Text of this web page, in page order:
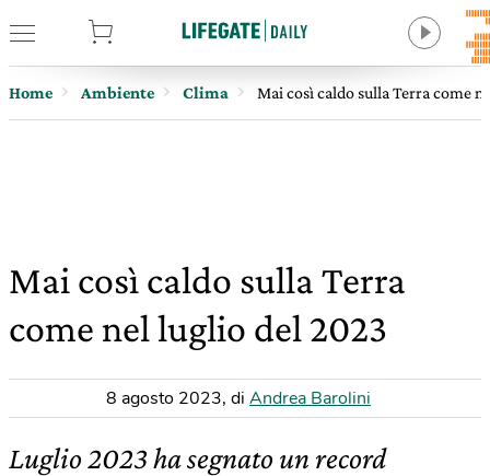
Home Ambiente Clima Mai così caldo sulla Terra come
Mai così caldo sulla Terra
come nel luglio del 2023
8 agosto 2023, di Andrea Barolini
Luglio 2023 ha segnato un record